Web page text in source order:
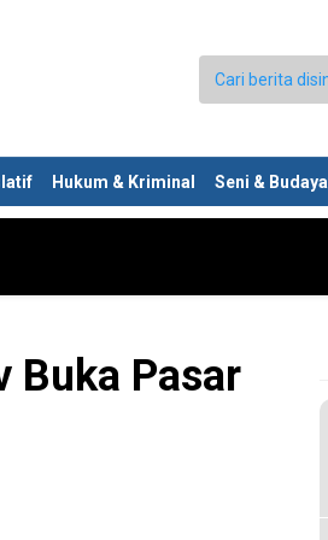
Hukum & Kriminal Seni & Budaya
Buka Pasar